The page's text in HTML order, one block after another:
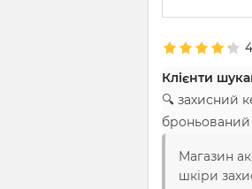
Клієнти
🔍 захисний
Магазин
шкіри